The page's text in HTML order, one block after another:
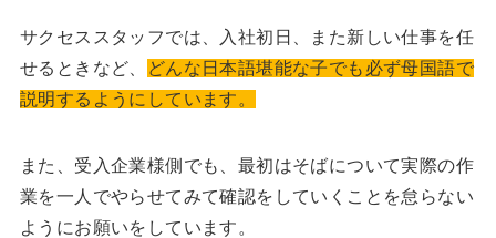
サクセススタッフでは、入社初日、また新しい仕事を任
せるときなど、
どんな日本語堪能な子でも必ず母国語で
説明するようにしています。
また、受入企業様側でも、最初はそばについて実際の作
業を一人でやらせてみて確認をしていくことを怠らない
ようにお願いをしています。